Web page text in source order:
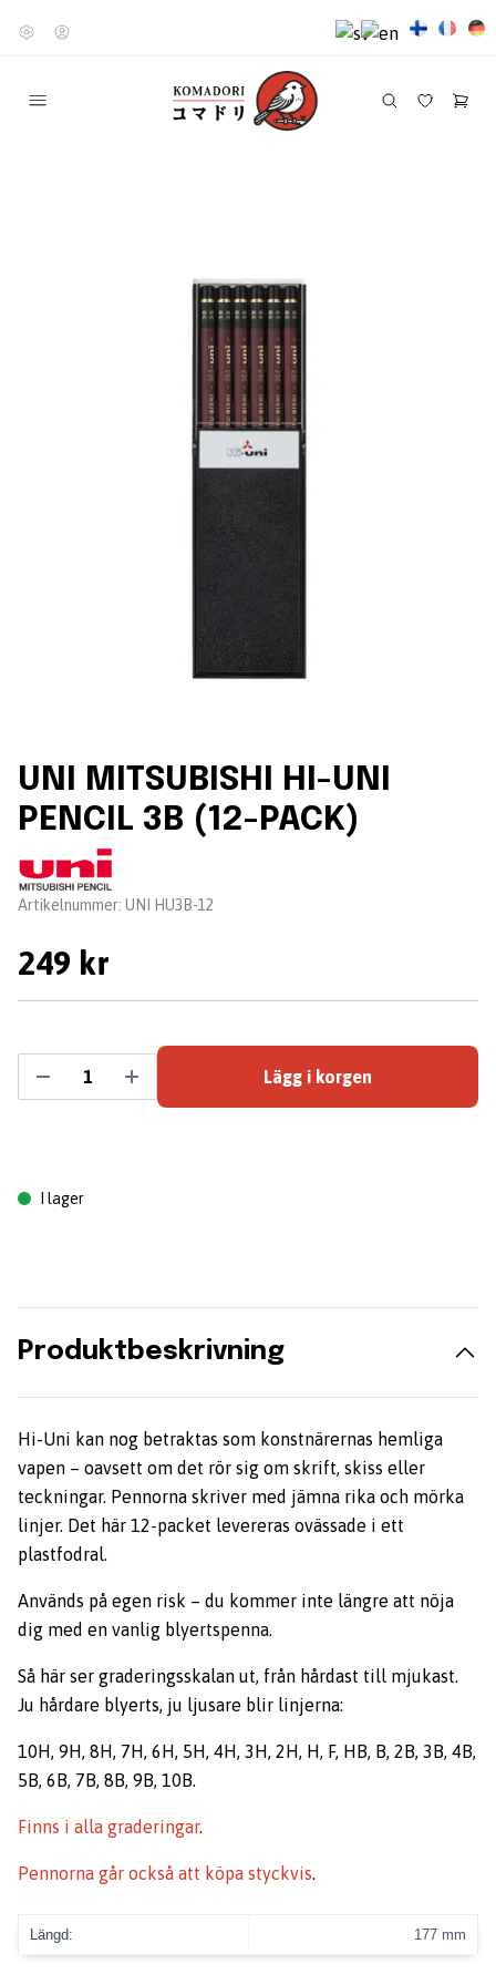
UNI MITSUBISHI HI-UNI
PENCIL 3B (12-PACK)
Leverantör:
Artikelnummer: UNI HU3B-12
249 kr
Lägg i korgen
I lager
Produktbeskrivning
Hi-Uni kan nog betraktas som konstnärernas hemliga
vapen – oavsett om det rör sig om skrift, skiss eller
teckningar. Pennorna skriver med jämna rika och mörka
linjer. Det här 12-packet levereras ovässade i ett
plastfodral.
Används på egen risk – du kommer inte längre att nöja
dig med en vanlig blyertspenna.
Så här ser graderingsskalan ut, från hårdast till mjukast.
Ju hårdare blyerts, ju ljusare blir linjerna:
10H, 9H, 8H, 7H, 6H, 5H, 4H, 3H, 2H, H, F, HB, B, 2B, 3B, 4B,
5B, 6B, 7B, 8B, 9B, 10B.
Finns i alla graderingar.
Pennorna går också att köpa styckvis.
Längd: 177 mm